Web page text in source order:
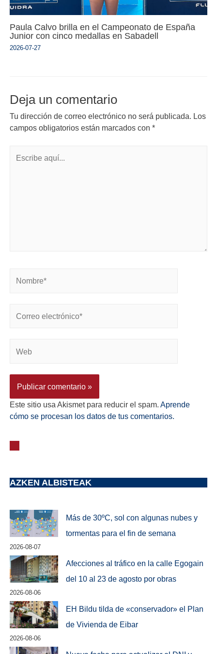
Paula Calvo brilla en el Campeonato de España
Junior con cinco medallas en Sabadell
2026-07-27
Deja un comentario
Tu dirección de correo electrónico no será publicada. Los
campos obligatorios están marcados con *
Este sitio usa Akismet para reducir el spam. Aprende
cómo se procesan los datos de tus comentarios.
AZKEN ALBISTEAK
Más de 30ºC, sol con algunas nubes y
tormentas para el fin de semana
2026-08-07
Afecciones al tráfico en la calle Egogain
del 10 al 23 de agosto por obras
2026-08-06
EH Bildu tilda de «conservador» el Plan
de Vivienda de Eibar
2026-08-06